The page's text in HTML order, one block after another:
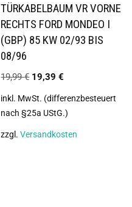
TÜRKABELBAUM VR VORNE
RECHTS FORD MONDEO I
(GBP) 85 KW 02/93 BIS
08/96
19,99€ 19,39€
inkl. MwSt. (differenzbesteuert
nach §25a UStG.)
zzgl.Versandkosten